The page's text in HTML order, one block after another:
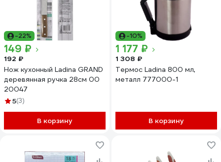
-22%
149 ₽
192 ₽
Нож кухонный Ladina GRAND
деревянная ручка 28см 00
20047
5(3)
В корзину
-10%
1 177 ₽
1 308 ₽
Термос Ladina 800 мл,
металл 777000-1
В корзину